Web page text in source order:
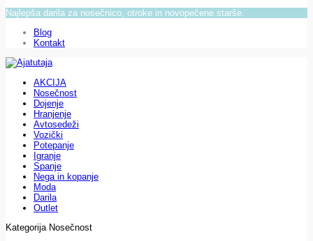
Najlepša darila za nosečnico, otroke in novopečene starše.
Blog
Kontakt
AKCIJA
Nosečnost
Dojenje
Hranjenje
Avtosedeži
Vozički
Potepanje
Igranje
Spanje
Nega in kopanje
Moda
Darila
Outlet
Kategorija Nosečnost